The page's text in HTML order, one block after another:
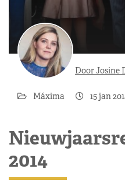
Door Josine
Máxima 15 jan
2014